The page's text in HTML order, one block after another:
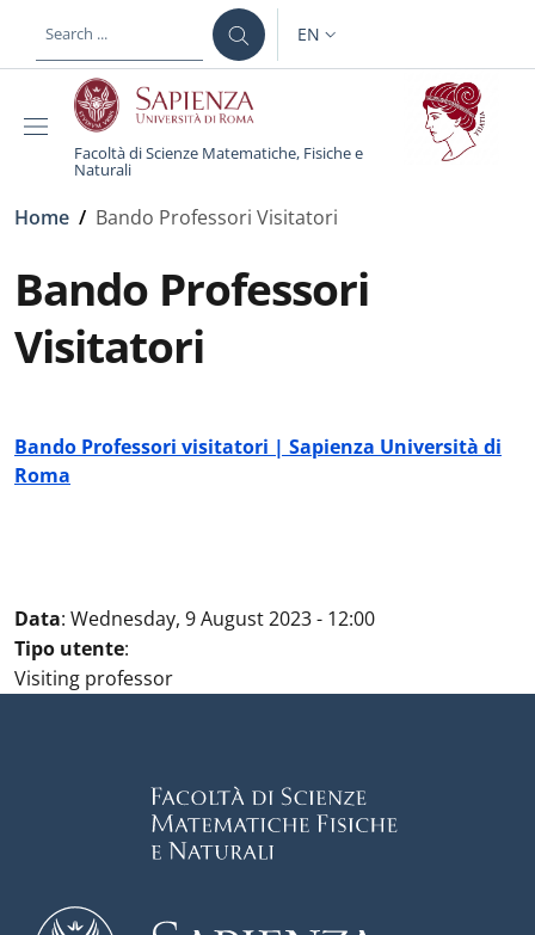
LANGUAGE SWITCHER:
EN
Facoltà di Scienze Matematiche, Fisiche e
Naturali
Breadcrumb
Home / Bando Professori Visitatori
Bando Professori
Visitatori
Bando Professori visitatori | Sapienza Università di
Roma
Data: Wednesday, 9 August 2023 - 12:00
Tipo utente:
Visiting professor